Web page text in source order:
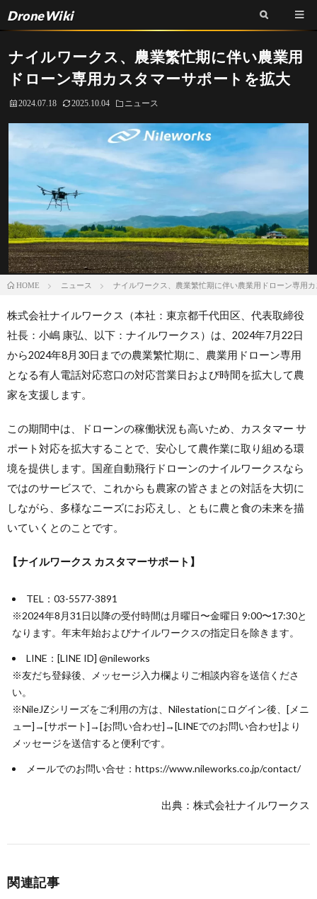
DroneWiki
ナイルワークス、農業繁忙期に伴い農業用
ドローン専用カスタマーサポートを拡大
2024.07.18 2025.10.04 ニュース
HOME ニュース ナイルワークス、農業繁忙期に伴い農業用ドローン専用
株式会社ナイルワークス（本社：東京都千代田区、代表取締役
社⻑：小嶋 康弘、以下：ナイルワークス）は、2024年7月22日
から2024年8月30日までの農業繁忙期に、農業用ドローン専用
となる有人電話対応窓口の対応営業日および時間を拡大して農
家を支援します。
この期間中は、ドローンの稼働状況も高いため、カスタマー サ
ポート対応を拡大することで、安心して農作業に取り組める環
境を提供します。国産自動飛行ドローンのナイルワークスなら
ではのサービスで、これからも農家の皆さまとの対話を大切に
しながら、多様なニーズにお応えし、ともに農と食の未来を描
いていくとのことです。
【ナイルワークス カスタマーサポート】
TEL：03-5577-3891
※2024年8月31日以降の受付時間は月曜日〜金曜日 9:00〜17:30と
なります。年末年始およびナイルワークスの指定日を除きます。
LINE：[LINE ID] @nileworks
※友だち登録後、メッセージ入力欄よりご相談内容を送信くださ
い。
※Nile­JZシリーズをご利用の方は、Nilestationにログイン後、[メニ
ュー]→[サポート]→[お問い合わせ]→[LINEでのお問い合わせ]より
メッセージを送信すると便利です。
メールでのお問い合せ：https://www.nileworks.co.jp/contact/
出典：株式会社ナイルワークス
関連記事